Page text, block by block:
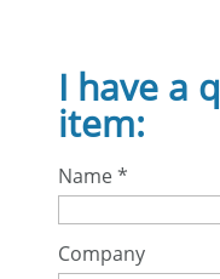
I have a
item:
Name*
Company